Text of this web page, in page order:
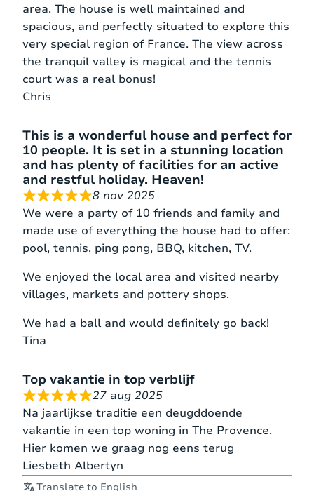
area. The house is well maintained and
spacious, and perfectly situated to explore this
very special region of France. The view across
the tranquil valley is magical and the tennis
court was a real bonus!
Chris
This is a wonderful house and perfect for
10 people. It is set in a stunning location
and has plenty of facilities for an active
and restful holiday. Heaven!
8 nov 2025
We were a party of 10 friends and family and
made use of everything the house had to offer:
pool, tennis, ping pong, BBQ, kitchen, TV.
We enjoyed the local area and visited nearby
villages, markets and pottery shops.
We had a ball and would definitely go back!
Tina
Top vakantie in top verblijf
27 aug 2025
Na jaarlijkse traditie een deugddoende
vakantie in een top woning in The Provence.
Hier komen we graag nog eens terug
Liesbeth Albertyn
Translate to English